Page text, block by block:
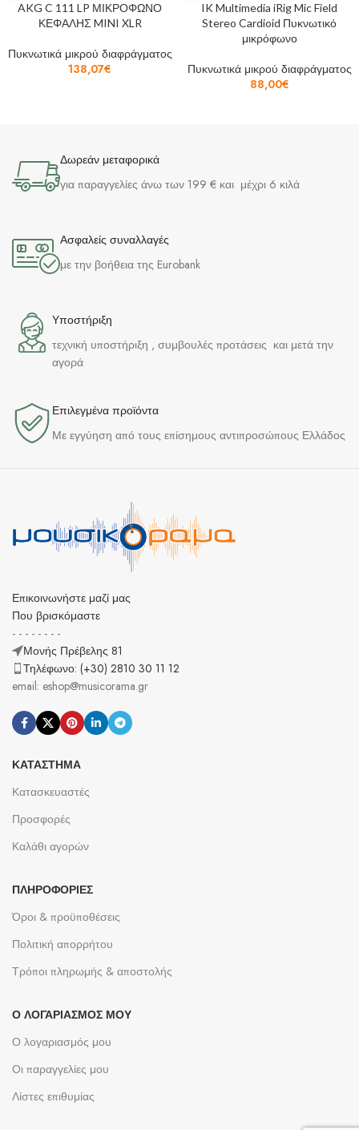
AKG C 111 LP ΜΙΚΡΟΦΩΝΟ
ΚΕΦΑΛΗΣ MINI XLR
Πυκνωτικά μικρού διαφράγματος
138,07€
IK Multimedia iRig Mic Field
Stereo Cardioid Πυκνωτικό
μικρόφωνο
Πυκνωτικά μικρού διαφράγματος
88,00€
Δωρεάν μεταφορικά
για παραγγελίες άνω των 199 € και μέχρι 6 κιλά
Ασφαλείς συναλλαγές
με την βοήθεια της Eurobank
Υποστήριξη
τεχνική υποστήριξη , συμβουλές προτάσεις και μετά την
αγορά
Επιλεγμένα προϊόντα​
Με εγγύηση από τους επίσημους αντιπροσώπους Ελλάδος
Επικοινωνήστε μαζί μας
Που βρισκόμαστε
- - - - - - - -
Μονής Πρέβελης 81
Τηλέφωνο: (+30) 2810 30 11 12
email: eshop@musicorama.gr
ΚΑΤΆΣΤΗΜΑ
Κατασκευαστές
Προσφορές
Καλάθι αγορών
ΠΛΗΡΟΦΟΡΊΕΣ
Όροι & προϋποθέσεις
Πολιτική απορρήτου
Τρόποι πληρωμής & αποστολής
Ο ΛΟΓΑΡΙΑΣΜΌΣ ΜΟΥ
Ο λογαριασμός μου
Οι παραγγελίες μου
Λίστες επιθυμίας